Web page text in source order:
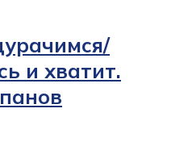
и хватит.